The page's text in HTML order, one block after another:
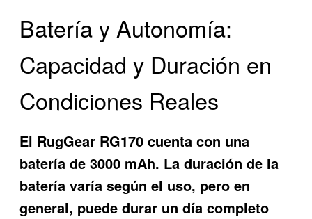
Batería y Autonomía:
Capacidad y Duración en
Condiciones Reales
El RugGear RG170 cuenta con una
batería de 3000 mAh. La duración de la
batería varía según el uso, pero en
general, puede durar un día completo